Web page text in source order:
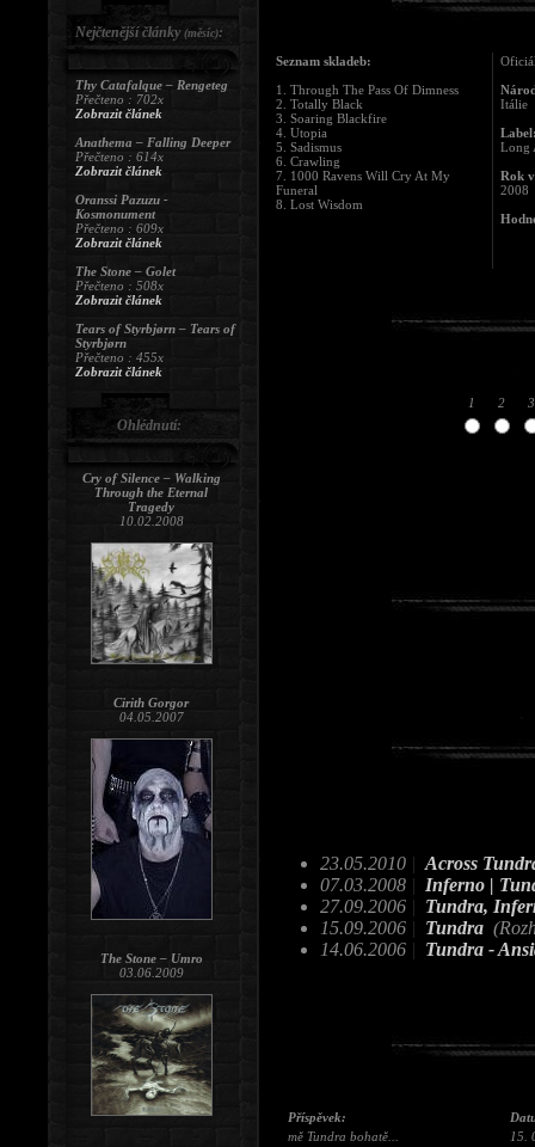
Seznam skladeb:
1. Through The Pass Of Dimness
2. Totally Black
3. Soaring Blackfire
4. Utopia
5. Sadismus
6. Crawling
7. 1000 Ravens Will Cry At My
Funeral
8. Lost Wisdom
Itálie
Long
Rok
2008
1 2 3
23.05.2010 | Across
07.03.2008 | Inferno |
27.09.2006 | Tundra,
15.09.2006 | Tundra
14.06.2006 | Tundra -
Příspěvek:
mě Tundra bohatě...
15.
Nejčtenější články(měsíc):
Thy Catafalque – Rengeteg
Přečteno : 702x
Zobrazit článek
Anathema – Falling Deeper
Přečteno : 614x
Zobrazit článek
Oranssi Pazuzu -
Kosmonument
Přečteno : 609x
Zobrazit článek
The Stone – Golet
Přečteno : 508x
Zobrazit článek
Tears of Styrbjørn – Tears of
Styrbjørn
Přečteno : 455x
Zobrazit článek
Ohlédnutí:
Cry of Silence – Walking
Through the Eternal
Tragedy
10.02.2008
Cirith Gorgor
04.05.2007
The Stone – Umro
03.06.2009